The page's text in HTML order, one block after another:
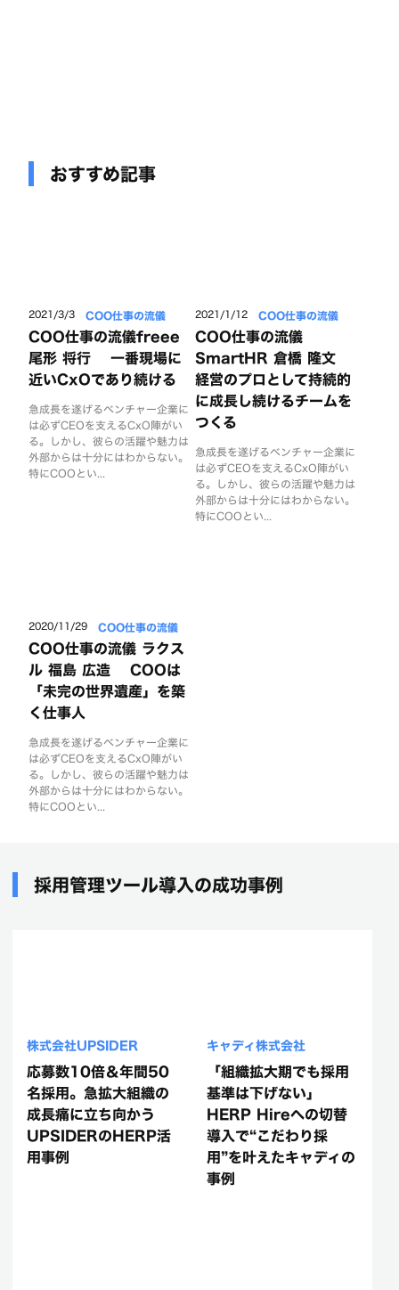
おすすめ記事
2021/3/3 COO仕事の流儀
COO仕事の流儀freee
尾形 将行 一番現場に
近いCxOであり続ける
急成長を遂げるベンチャー企業に
は必ずCEOを支えるCxO陣がい
る。しかし、彼らの活躍や魅力は
外部からは十分にはわからない。
特にCOOとい...
2021/1/12 COO仕事の流儀
COO仕事の流儀
SmartHR 倉橋 隆文
経営のプロとして持続的
に成長し続けるチームを
つくる
急成長を遂げるベンチャー企業に
は必ずCEOを支えるCxO陣がい
る。しかし、彼らの活躍や魅力は
外部からは十分にはわからない。
特にCOOとい...
2020/11/29 COO仕事の流儀
COO仕事の流儀 ラクス
ル 福島 広造 COOは
「未完の世界遺産」を築
く仕事人
急成長を遂げるベンチャー企業に
は必ずCEOを支えるCxO陣がい
る。しかし、彼らの活躍や魅力は
外部からは十分にはわからない。
特にCOOとい...
採用管理ツール導入の成功事例
株式会社UPSIDER
応募数10倍＆年間50
名採用。急拡大組織の
成長痛に立ち向かう
UPSIDERのHERP活
用事例
キャディ株式会社
「組織拡大期でも採用
基準は下げない」
HERP Hireへの切替
導入で“こだわり採
用”を叶えたキャディの
事例